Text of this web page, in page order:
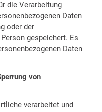
die Verarbeitung
Daten
oder der
gespeichert. Es
Daten
von
verarbeitet und